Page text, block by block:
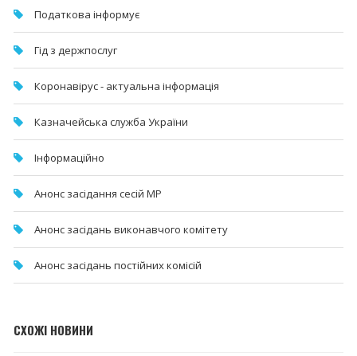
Податкова інформує
Гід з держпослуг
Коронавірус - актуальна інформація
Казначейська служба України
Інформаційно
Анонс засідання сесій МР
Анонс засідань виконавчого комітету
Анонс засідань постійних комісій
СХОЖІ НОВИНИ